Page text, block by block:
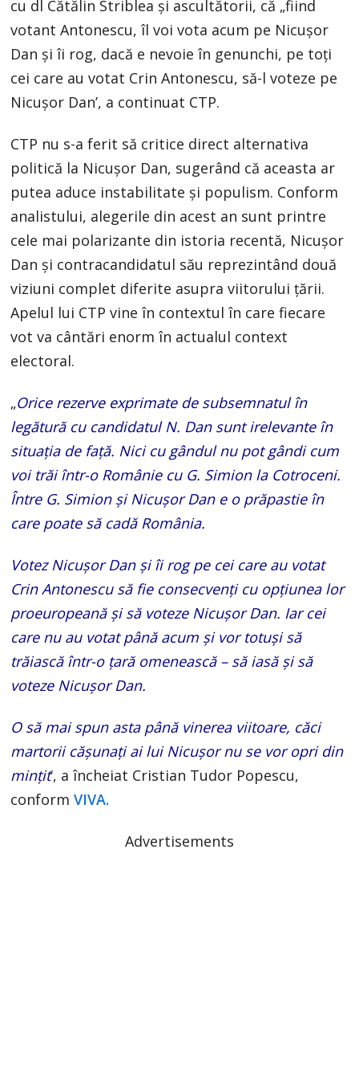
cu dl Cătălin Striblea și ascultătorii, că „fiind
votant Antonescu, îl voi vota acum pe Nicușor
Dan și îi rog, dacă e nevoie în genunchi, pe toți
cei care au votat Crin Antonescu, să-l voteze pe
Nicușor Dan’, a continuat CTP.
CTP nu s-a ferit să critice direct alternativa
politică la Nicușor Dan, sugerând că aceasta ar
putea aduce instabilitate și populism. Conform
analistului, alegerile din acest an sunt printre
cele mai polarizante din istoria recentă, Nicușor
Dan și contracandidatul său reprezintând două
viziuni complet diferite asupra viitorului țării.
Apelul lui CTP vine în contextul în care fiecare
vot va cântări enorm în actualul context
electoral.
„Orice rezerve exprimate de subsemnatul în
legătură cu candidatul N. Dan sunt irelevante în
situația de față. Nici cu gândul nu pot gândi cum
voi trăi într-o Românie cu G. Simion la Cotroceni.
Între G. Simion și Nicușor Dan e o prăpastie în
care poate să cadă România.
Votez Nicușor Dan și îi rog pe cei care au votat
Crin Antonescu să fie consecvenți cu opțiunea lor
proeuropeană și să voteze Nicușor Dan. Iar cei
care nu au votat până acum și vor totuși să
trăiască într-o țară omenească – să iasă și să
voteze Nicușor Dan.
O să mai spun asta până vinerea viitoare, căci
martorii cășunați ai lui Nicușor nu se vor opri din
mințit‘, a încheiat Cristian Tudor Popescu,
conformVIVA.
Advertisements